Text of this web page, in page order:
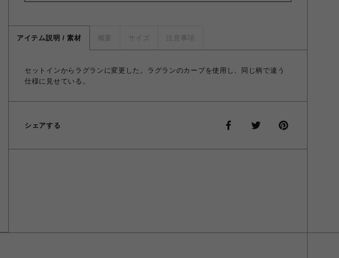
アイテム説明 / 素材 概要 サイズ 注意事項
セットインからラグランに変更した。ラグランのカーブを使用し、同じ柄で違う
仕様に見せている。
シェアする